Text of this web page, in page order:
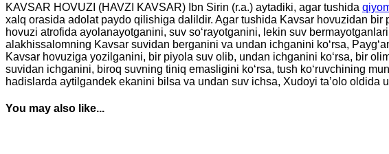
KAVSAR HOVUZI (HAVZI KAVSAR) Ibn Sirin (r.a.) aytadiki, agar tushida
xalq orasida adolat paydo qilishiga dalildir. Agar tushida Kavsar hovuzidan
hovuzi atrofida ayolanayotganini, suv so‘rayotganini, lekin suv
alakhissalomning Kavsar suvidan berganini va undan ichganini ko‘rsa,
Kavsar hovuziga yozilganini, bir piyola suv olib, undan ichganini ko‘rsa, bir
suvidan ichganini, biroq suvning tiniq emasligini ko‘rsa, tush ko‘ruvchining
hadislarda aytilgandek ekanini bilsa va undan suv ichsa, Xudoyi ta’olo
You may also like...